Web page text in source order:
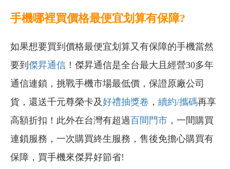
手機哪裡買價格最便宜划算有保障?
如果想要買到價格最便宜划算又有保障的手機當然
要到 傑昇通信 ！傑昇通信是全台最大且經營30多年
通信連鎖，挑戰手機市場最低價，保證原廠公司
貨，還送千元尊榮卡及好禮抽獎卷 ， 續約/攜碼再享
高額折扣！此外在台灣有超過百間門市 ，一間購買
連鎖服務，一次購買終生服務，售後免擔心購買有
保障，買手機來傑昇好節省!